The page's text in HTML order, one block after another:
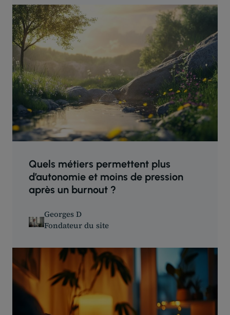
Quels métiers permettent plus
d’autonomie et moins de pression
après un burnout ?
Georges D
Fondateur du site